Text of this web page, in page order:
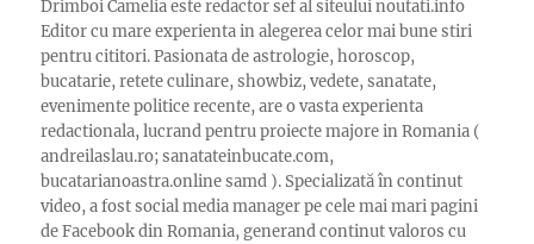
Drimboi Camelia este redactor sef al siteului noutati.info
Editor cu mare experienta in alegerea celor mai bune stiri
pentru cititori. Pasionata de astrologie, horoscop,
bucatarie, retete culinare, showbiz, vedete, sanatate,
evenimente politice recente, are o vasta experienta
redactionala, lucrand pentru proiecte majore in Romania (
andreilaslau.ro; sanatateinbucate.com,
bucatarianoastra.online samd ). Specializată în continut
video, a fost social media manager pe cele mai mari pagini
de Facebook din Romania, generand continut valoros cu